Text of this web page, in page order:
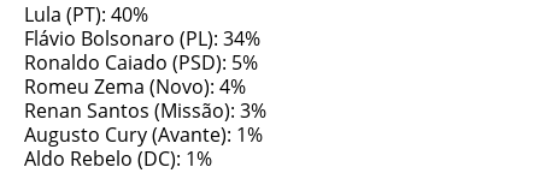
Lula (PT): 40%
Flávio Bolsonaro (PL): 34%
Ronaldo Caiado (PSD): 5%
Romeu Zema (Novo): 4%
Renan Santos (Missão): 3%
Augusto Cury (Avante): 1%
Aldo Rebelo (DC): 1%